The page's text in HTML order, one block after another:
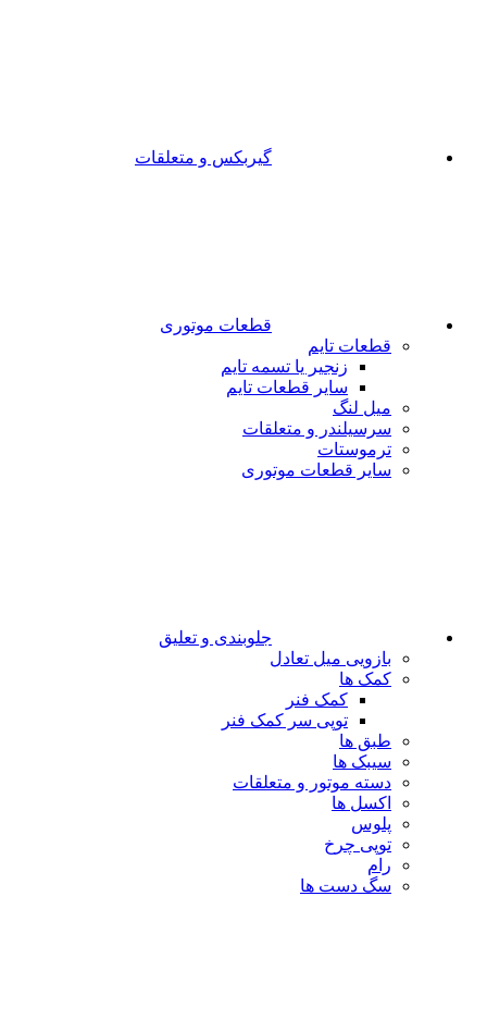
گیربکس و متعلقات
قطعات موتوری
قطعات تایم
زنجیر یا تسمه تایم
سایر قطعات تایم
میل لنگ
سرسیلندر و متعلقات
ترموستات
سایر قطعات موتوری
جلوبندی و تعلیق
بازویی میل تعادل
کمک ها
کمک فنر
توپی سر کمک فنر
طبق ها
سیبک ها
دسته موتور و متعلقات
اکسل ها
پلوس
توپی چرخ
رام
سگ دست ها